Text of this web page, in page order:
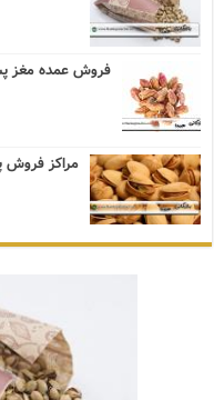
فروش عمده مغز
مراکز فروش